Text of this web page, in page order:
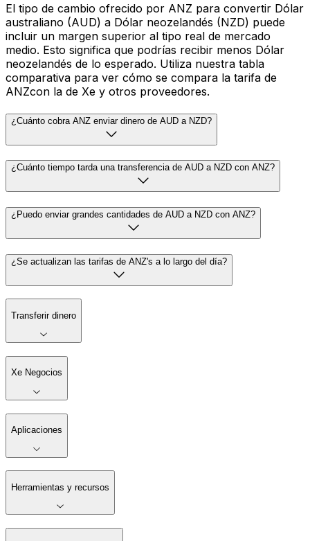
El tipo de cambio ofrecido por ANZ para convertir Dólar
australiano (AUD) a Dólar neozelandés (NZD) puede
incluir un margen superior al tipo real de mercado
medio. Esto significa que podrías recibir menos Dólar
neozelandés de lo esperado. Utiliza nuestra tabla
comparativa para ver cómo se compara la tarifa de
ANZcon la de Xe y otros proveedores.
¿Cuánto cobra ANZ enviar dinero de AUD a NZD?
¿Cuánto tiempo tarda una transferencia de AUD a NZD con ANZ?
¿Puedo enviar grandes cantidades de AUD a NZD con ANZ?
¿Se actualizan las tarifas de ANZ's a lo largo del día?
Transferir dinero
Xe Negocios
Aplicaciones
Herramientas y recursos